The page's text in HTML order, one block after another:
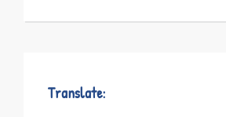
Translate: